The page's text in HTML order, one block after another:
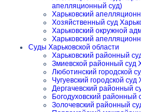
апелляционный суд)
Харьковский
Хозяйственный суд
Харьковский окружной
Харьковский
Суды Харьковской области
Харьковский районный
Змиевской районный суд
Люботинский городской
Чугуевский городской суд
Дергачевский районный
Богодуховский районный
Золочевский районный